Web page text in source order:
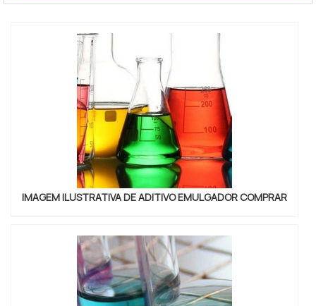
relacionados ao seu uso, os aditivos ainda são ótimos
IMPORTANTE CONFERIR OS TIPOS DE PRODUTOExi...
IMAGEM ILUSTRATIVA DE ADITIVO EMULGADOR COMPRAR